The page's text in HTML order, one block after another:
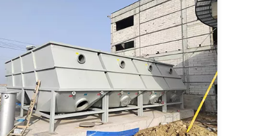
calidad siempre que se comprendan
las características de las aguas
residuales y se adopten procesos de
tratamiento adecuados.